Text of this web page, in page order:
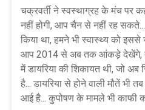
चक्रवर्ती ने स्वस्थाग्रह के मंच पर
नहीं होगी, आप चैन से नहीं रह
किया था, हमने भी स्वास्थ्य को
आप 2014 से अब तक आंकड़े देखेंगे,
में डायरिया की शिकायत थी, जो अब
है... डायरिया से होने वाली मौतें भी
आई है... कुपोषण के मामले भी काफी